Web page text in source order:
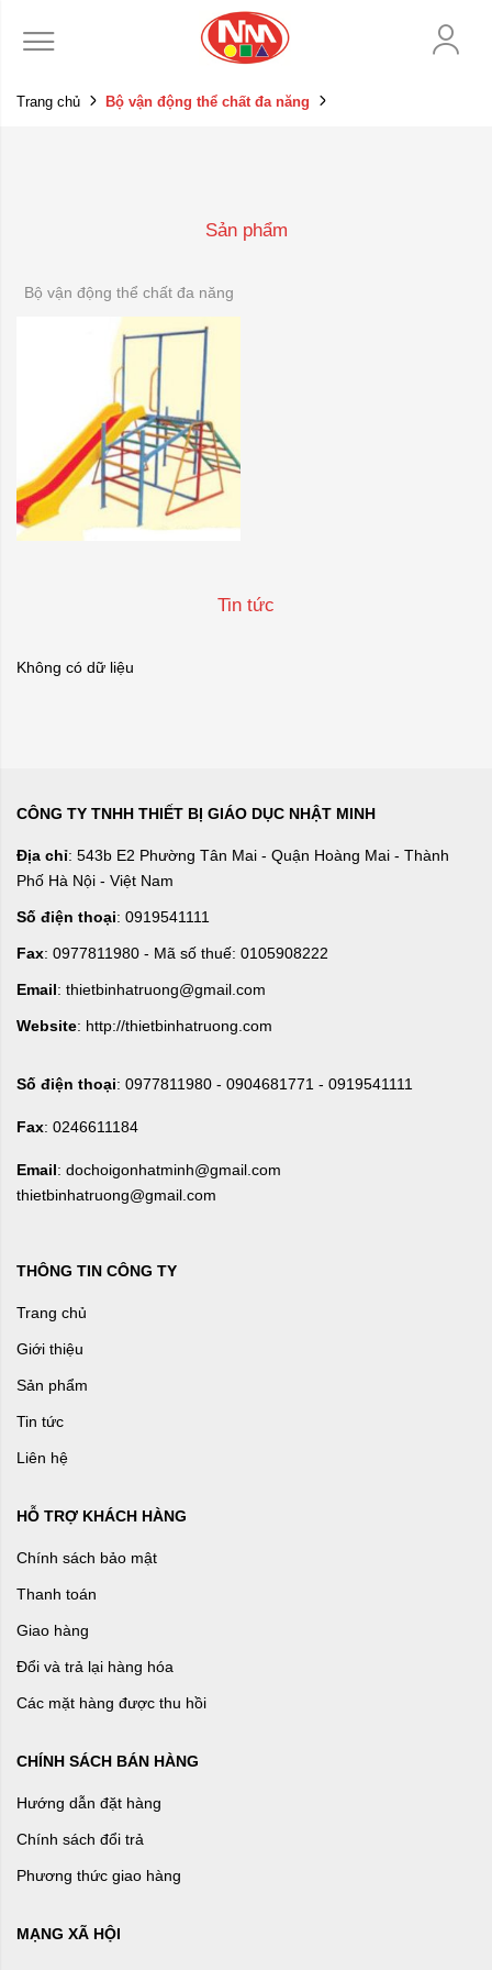
Trang chủ Bộ vận động thể chất đa năng
Sản phẩm
Bộ vận động thể chất đa năng
Tin tức
Không có dữ liệu
CÔNG TY TNHH THIẾT BỊ GIÁO DỤC NHẬT MINH
Địa chỉ: 543b E2 Phường Tân Mai - Quận Hoàng Mai - Thành
Phố Hà Nội - Việt Nam
Số điện thoại: 0919541111
Fax: 0977811980 - Mã số thuế: 0105908222
Email: thietbinhatruong@gmail.com
Website: http://thietbinhatruong.com
Số điện thoại: 0977811980 - 0904681771 - 0919541111
Fax: 0246611184
Email: dochoigonhatminh@gmail.com
thietbinhatruong@gmail.com
THÔNG TIN CÔNG TY
Trang chủ
Giới thiệu
Sản phẩm
Tin tức
Liên hệ
HỖ TRỢ KHÁCH HÀNG
Chính sách bảo mật
Thanh toán
Giao hàng
Đổi và trả lại hàng hóa
Các mặt hàng được thu hồi
CHÍNH SÁCH BÁN HÀNG
Hướng dẫn đặt hàng
Chính sách đổi trả
Phương thức giao hàng
MẠNG XÃ HỘI